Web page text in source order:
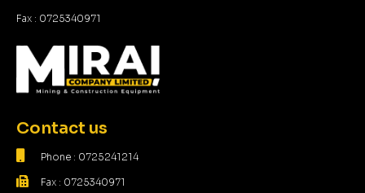
Fax : 0725340971
Contact us
Phone : 0725241214
Fax : 0725340971